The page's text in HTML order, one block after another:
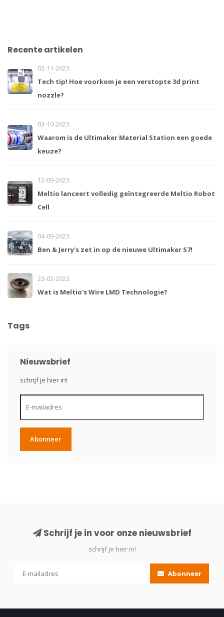
Recente artikelen
02-11-2023
Tech tip! Hoe voorkom je een verstopte 3d print
nozzle?
03-10-2023
Waarom is de Ultimaker Material Station een goede
keuze?
12-09-2023
Meltio lanceert volledig geïntegreerde Meltio Robot
Cell
04-09-2023
Ben & Jerry's zet in op de nieuwe Ultimaker S7!
23-02-2023
Wat is Meltio's Wire LMD Technologie?
Tags
Nieuwsbrief
schrijf je hier in!
Abonneer
Schrijf je in voor onze nieuwsbrief
schrijf je hier in!
Abonneer